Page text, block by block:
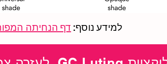
למידע נוסף: דף הנחיתה